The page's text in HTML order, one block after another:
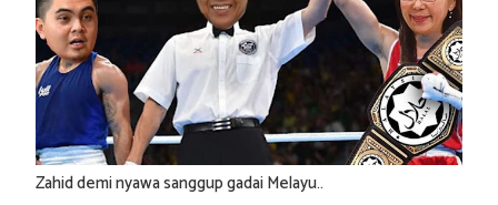
Zahid demi nyawa sanggup gadai Melayu..